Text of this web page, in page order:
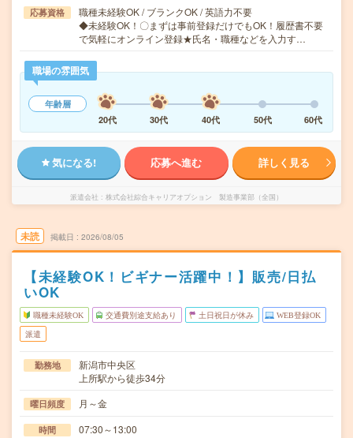
応募資格
職種未経験OK / ブランクOK / 英語力不要
◆未経験OK！〇まずは事前登録だけでもOK！履歴書不要
で気軽にオンライン登録★氏名・職種などを入力す…
職場の雰囲気
年齢層
20代
30代 40代 50代 60代
気になる! 応募へ進む 詳しく見る
派遣会社 株式会社綜合キャリアオプション 製造事業部（全国）
未読 掲載日 2026/08/05
【未経験OK！ビギナー活躍中！】販売/日払
いOK
職種未経験OK 交通費別途支給あり 土日祝日が休み WEB登録OK
派遣
勤務地
新潟市中央区
上所駅から徒歩34分
曜日頻度 月～金
時間 07:30～13:00